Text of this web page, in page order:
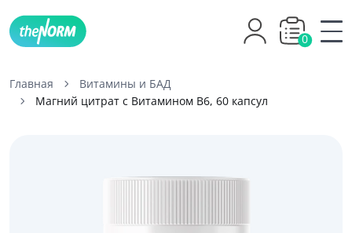
0
Главная
Витамины и БАД
Магний цитрат с Витамином B6, 60 капсул